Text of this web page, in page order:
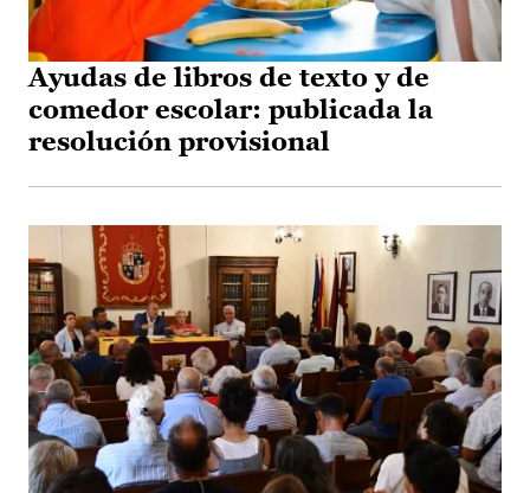
Ayudas de libros de texto y de
comedor escolar: publicada la
resolución provisional